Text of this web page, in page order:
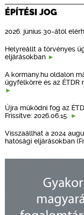
ÉPÍTÉSI JOG
2026. június 30-ától
Helyreállt a törvényes
eljárásokban
A kormany.hu oldalon
ügyfélkörre és az
Újra működni fog az
Frissítve: 2026.06.15.
Visszaállhat a 2024
hatósági eljárásokban